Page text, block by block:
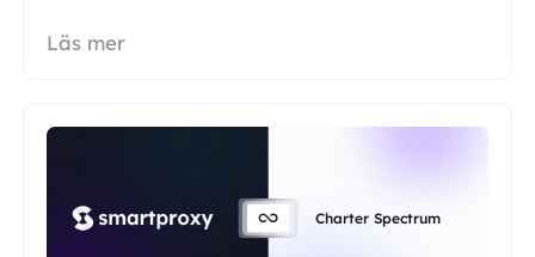
Läs mer
Charter Spectrum